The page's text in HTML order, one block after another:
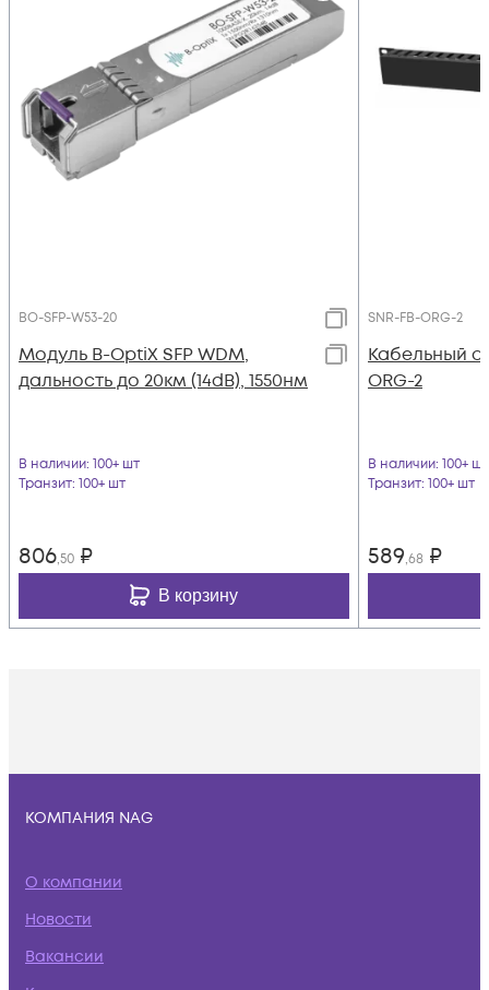
BO-SFP-W53-20
Модуль B-OptiX SFP WDM,
дальность до 20км (14dB), 1550нм
В наличии: 100+ шт
Транзит: 100+ шт
806,50 ₽
В корзину
SNR-FB-ORG-2
Кабельный
ORG-2
В наличии: 100+ шт
Транзит: 100+ шт
589,68 ₽
КОМПАНИЯ NAG
О компании
Новости
Вакансии